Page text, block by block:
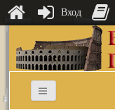
Вход